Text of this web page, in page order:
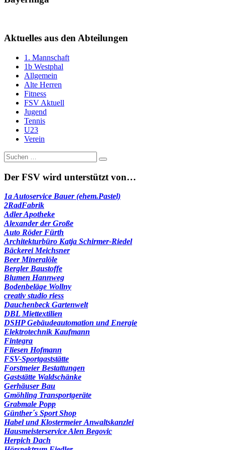
Aktuelles aus den Abteilungen
1. Mannschaft
1b Westphal
Allgemein
Alte Herren
Fitness
FSV Aktuell
Jugend
Tennis
U23
Verein
Suche
nach:
Der FSV wird unterstützt von…
1a Autoservice Bauer (ehem.Pastel)
2RadFabrik
Adler Apotheke
Alexander der Große
Auto Röder Fürth
Architekturbüro Katja Schirmer-Riedel
Bäckerei Meichsner
Beer Mineralöle
Bergler Baustoffe
Blumen Hannweg
Bodenbeläge Wollny
creativ studio riess
Dauchenbeck Gartenwelt
DBL Miettextilien
DSHP Gebäudeautomation und Energie
Elektrotechnik Kaufmann
Fintegra
Fliesen Hofmann
FSV-Sportgaststätte
Forstmeier Bestattungen
Gaststätte Waldschänke
Gerhäuser Bau
Gmöhling Transportgeräte
Grabmale Popp
Günther´s Sport Shop
Habel und Klostermeier Anwaltskanzlei
Hausmeisterservice Alen Begovic
Herpich Dach